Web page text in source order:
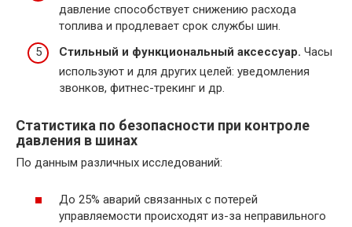
давление способствует снижению расхода
топлива и продлевает срок службы шин.
Стильный и функциональный аксессуар. Часы
используют и для других целей: уведомления
звонков, фитнес-трекинг и др.
Статистика по безопасности при контроле
давления в шинах
По данным различных исследований:
До 25% аварий связанных с потерей
управляемости происходят из-за неправильного